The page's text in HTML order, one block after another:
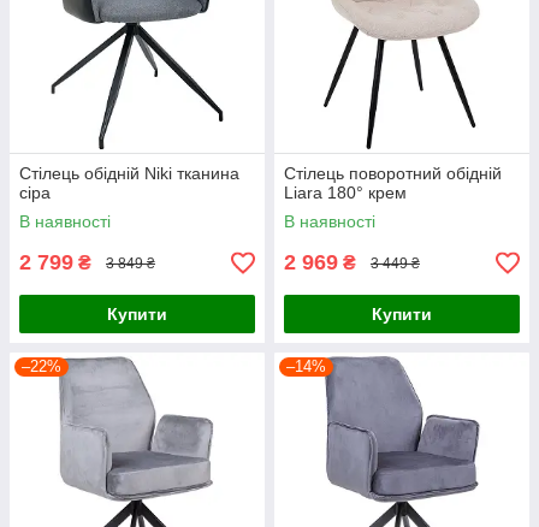
Стілець обідній Niki тканина
сіра
В наявності
2 799 ₴ 3 849 ₴
Купити
Стілець поворотний обідній
Liara 180° крем
В наявності
2 969 ₴ 3 449 ₴
Купити
–22% –14%